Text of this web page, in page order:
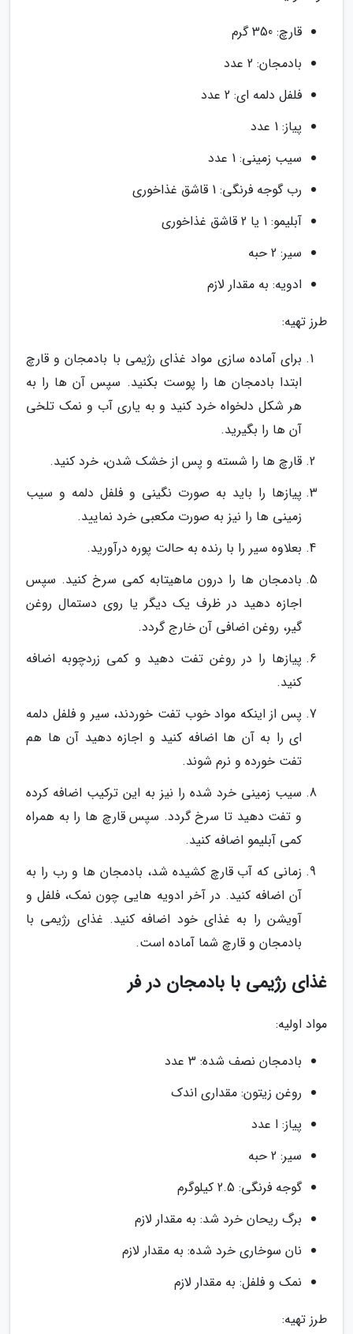
قارچ: 350 گرم
بادمجان: 2 عدد
فلفل دلمه ای: 2 عدد
پیاز: 1 عدد
سیب زمینی: 1 عدد
رب گوجه فرنگی: 1 قاشق غذاخوری
آبلیمو: 1 یا 2 قاشق غذاخوری
سیر: 2 حبه
ادویه: به مقدار لازم
طرز تهیه:
برای آماده سازی مواد غذای رژیمی با بادمجان و قارچ
ابتدا بادمجان ها را پوست بکنید. سپس آن ها را به
هر شکل دلخواه خرد کنید و به یاری آب و نمک تلخی
آن ها را بگیرید.
قارچ ها را شسته و پس از خشک شدن، خرد کنید.
پیازها را باید به صورت نگینی و فلفل دلمه و سیب
زمینی ها را نیز به صورت مکعبی خرد نمایید.
بعلاوه سیر را با رنده به حالت پوره درآورید.
بادمجان ها را درون ماهیتابه کمی سرخ کنید. سپس
اجازه دهید در ظرف یک دیگر یا روی دستمال روغن
گیر، روغن اضافی آن خارج گردد.
پیازها را در روغن تفت دهید و کمی زردچوبه اضافه
کنید.
پس از اینکه مواد خوب تفت خوردند، سیر و فلفل دلمه
ای را به آن ها اضافه کنید و اجازه دهید آن ها هم
تفت خورده و نرم شوند.
سیب زمینی خرد شده را نیز به این ترکیب اضافه کرده
و تفت دهید تا سرخ گردد. سپس قارچ ها را به همراه
کمی آبلیمو اضافه کنید.
زمانی که آب قارچ کشیده شد، بادمجان ها و رب را به
آن اضافه کنید. در آخر ادویه هایی چون نمک، فلفل و
آویشن را به غذای خود اضافه کنید. غذای رژیمی با
بادمجان و قارچ شما آماده است.
غذای رژیمی با بادمجان در فر
مواد اولیه:
بادمجان نصف شده: 3 عدد
روغن زیتون: مقداری اندک
پیاز: ا عدد
سیر: 2 حبه
گوجه فرنگی: 2.5 کیلوگرم
برگ ریحان خرد شد: به مقدار لازم
نان سوخاری خرد شده: به مقدار لازم
نمک و فلفل: به مقدار لازم
طرز تهیه: